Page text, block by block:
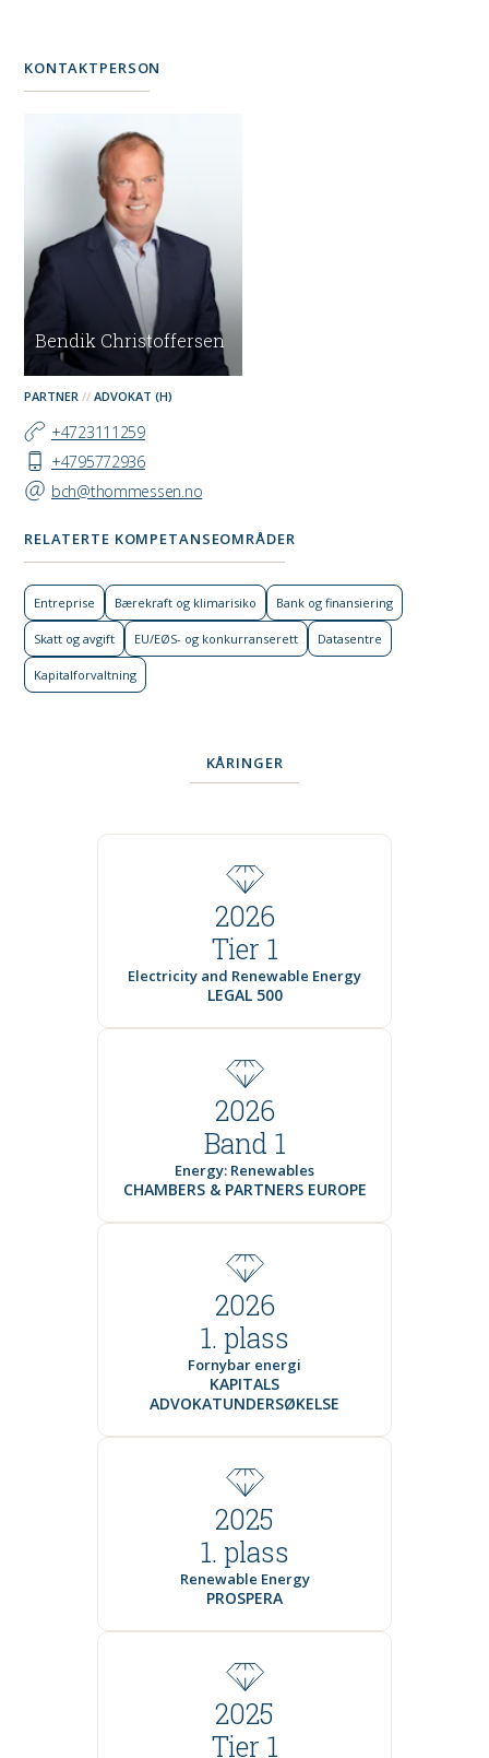
KONTAKTPERSON
Bendik Christoffersen
PARTNER ADVOKAT (H)
+4723111259
+4795772936
bch@thommessen.no
RELATERTE KOMPETANSEOMRÅDER
Entreprise Bærekraft og klimarisiko Bank og finansiering
Skatt og avgift EU/EØS- og konkurranse­rett Datasentre
Kapital­forvaltning
KÅRINGER
2026
Tier 1
Electricity and Renewable Energy
LEGAL 500
2026
Band 1
Energy: Renewables
CHAMBERS & PARTNERS EUROPE
2026
1. plass
Fornybar energi
KAPITALS
ADVOKATUNDERSØKELSE
2025
1. plass
Renewable Energy
PROSPERA
2025
Tier 1